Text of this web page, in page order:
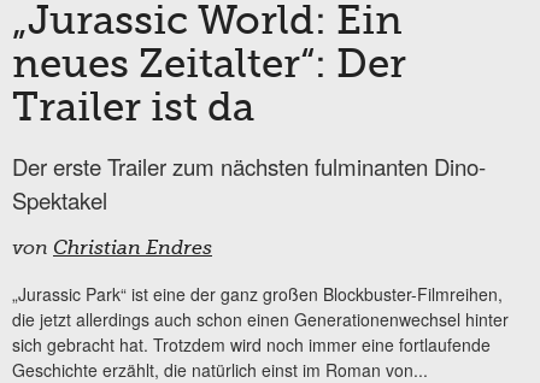
„Jurassic World: Ein
neues Zeitalter“: Der
Trailer ist da
Der erste Trailer zum nächsten fulminanten Dino-
Spektakel
von Christian Endres
„Jurassic Park“ ist eine der ganz großen Blockbuster-Filmreihen,
die jetzt allerdings auch schon einen Generationenwechsel hinter
sich gebracht hat. Trotzdem wird noch immer eine fortlaufende
Geschichte erzählt, die natürlich einst im Roman von...